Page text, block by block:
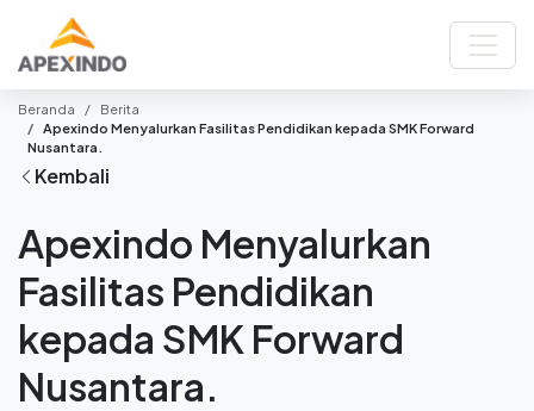
Beranda
Berita
Apexindo Menyalurkan Fasilitas Pendidikan kepada SMK Forward
Nusantara.
Kembali
Apexindo Menyalurkan
Fasilitas Pendidikan
kepada SMK Forward
Nusantara.